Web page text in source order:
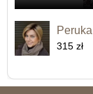
315 zł